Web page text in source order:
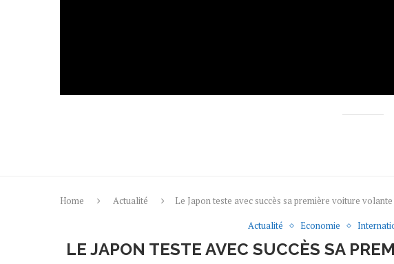
Home Actualité
Le Japon teste avec succès sa première voiture volante
Actualité
Economie
LE JAPON TESTE AVEC SUCCÈS SA